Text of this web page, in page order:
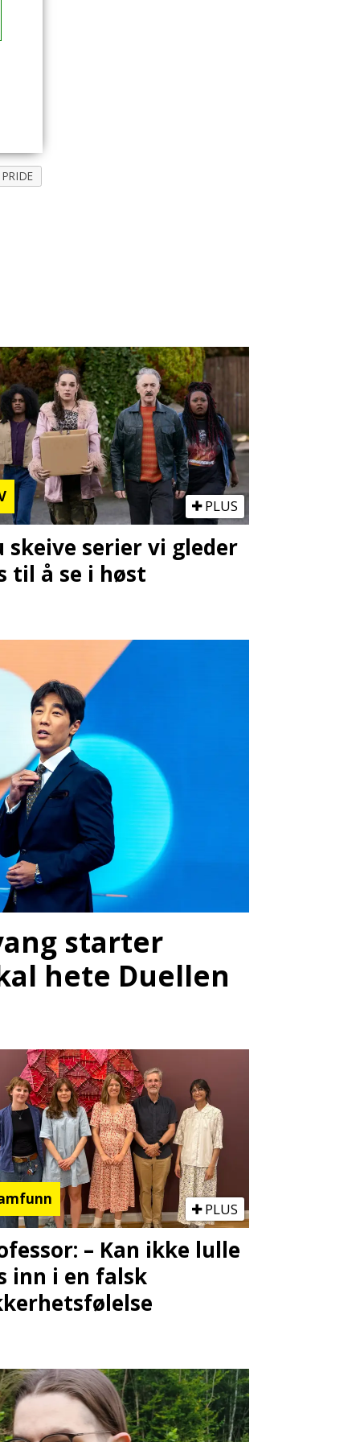
PRIDE
PLUS
skeive serier vi gleder
til å se i høst
starter
hete Duellen
PLUS
– Kan ikke lulle
inn i en falsk